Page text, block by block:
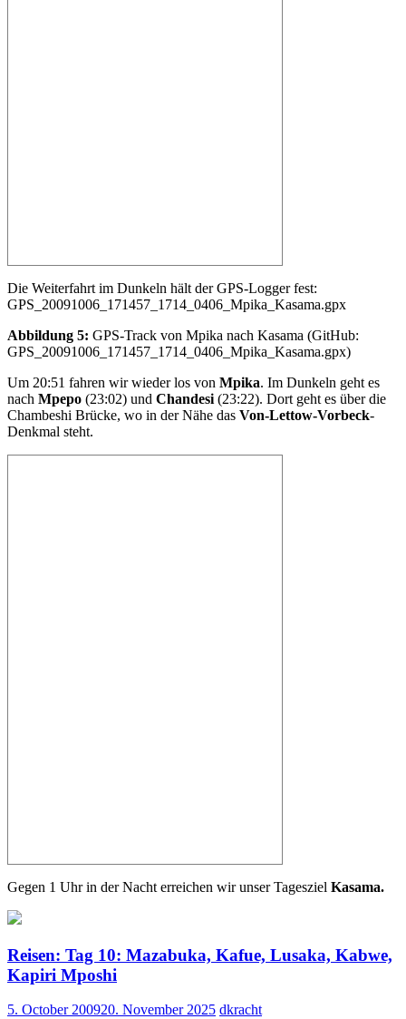
Die Weiterfahrt im Dunkeln hält der GPS-Logger fest:
GPS_20091006_171457_1714_0406_Mpika_Kasama.gpx
Abbildung 5: GPS-Track von Mpika nach Kasama (GitHub:
GPS_20091006_171457_1714_0406_Mpika_Kasama.gpx)
Um 20:51 fahren wir wieder los von Mpika. Im Dunkeln geht es
nach Mpepo (23:02) und Chandesi (23:22). Dort geht es über die
Chambeshi Brücke, wo in der Nähe das Von-Lettow-Vorbeck-
Denkmal steht.
Gegen 1 Uhr in der Nacht erreichen wir unser Tagesziel Kasama.
Reisen: Tag 10: Mazabuka, Kafue, Lusaka, Kabwe,
Kapiri Mposhi
5. October 200920. November 2025 dkracht